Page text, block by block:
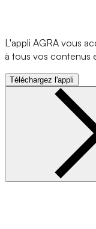
L'appli AGRA vous
à tous vos contenus
Téléchargez l'appli